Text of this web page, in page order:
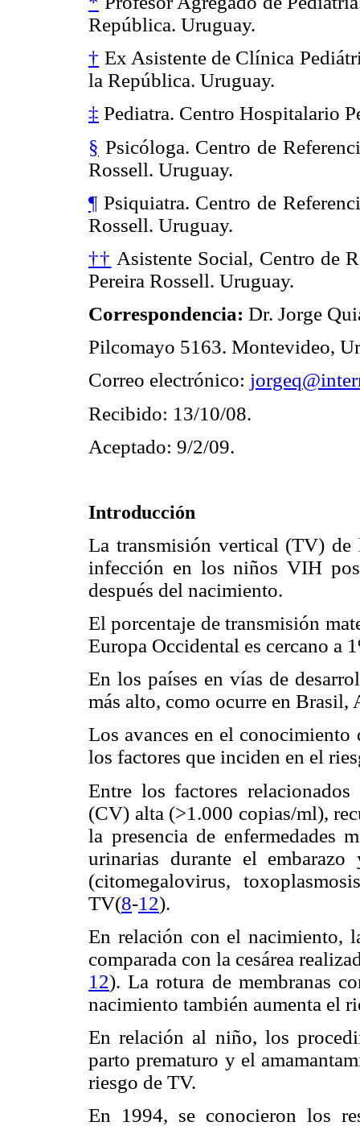
República. Uruguay.
† Ex Asistente de Clínica
la República. Uruguay.
‡ Pediatra. Centro Hospitalario
§ Psicóloga. Centro de
Rossell. Uruguay.
¶ Psiquiatra. Centro de
Rossell. Uruguay.
†† Asistente Social, Centro de
Pereira Rossell. Uruguay.
Correspondencia: Dr. Jorge
Pilcomayo 5163. Montevideo,
Correo electrónico:
Recibido: 13/10/08.
Aceptado: 9/2/09.
Introducción
La transmisión vertical (TV)
infección en los niños VIH
después del nacimiento.
El porcentaje de transmisión
Europa Occidental es cercano a
En los países en vías de
más alto, como ocurre en
Los avances en el conocimiento
los factores que inciden en el
Entre los factores
(CV) alta (>1.000 copias/ml),
la presencia de enfermedades
urinarias durante el
(citomegalovirus,
TV(8-12).
En relación con el nacimiento,
comparada con la cesárea
12). La rotura de membranas
nacimiento también aumenta el
En relación al niño, los
parto prematuro y el
riesgo de TV.
En 1994, se conocieron los